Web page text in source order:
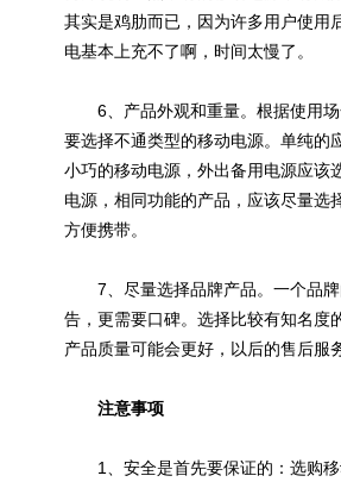
其实是鸡肋而已，因为许多用户使用
电基本上充不了啊，时间太慢了。
6、产品外观和重量。根据使用场
要选择不通类型的移动电源。单纯的
小巧的移动电源，外出备用电源应该
电源，相同功能的产品，应该尽量选
方便携带。
7、尽量选择品牌产品。一个品牌
告，更需要口碑。选择比较有知名度
产品质量可能会更好，以后的售后服
注意事项
1、安全是首先要保证的：选购移